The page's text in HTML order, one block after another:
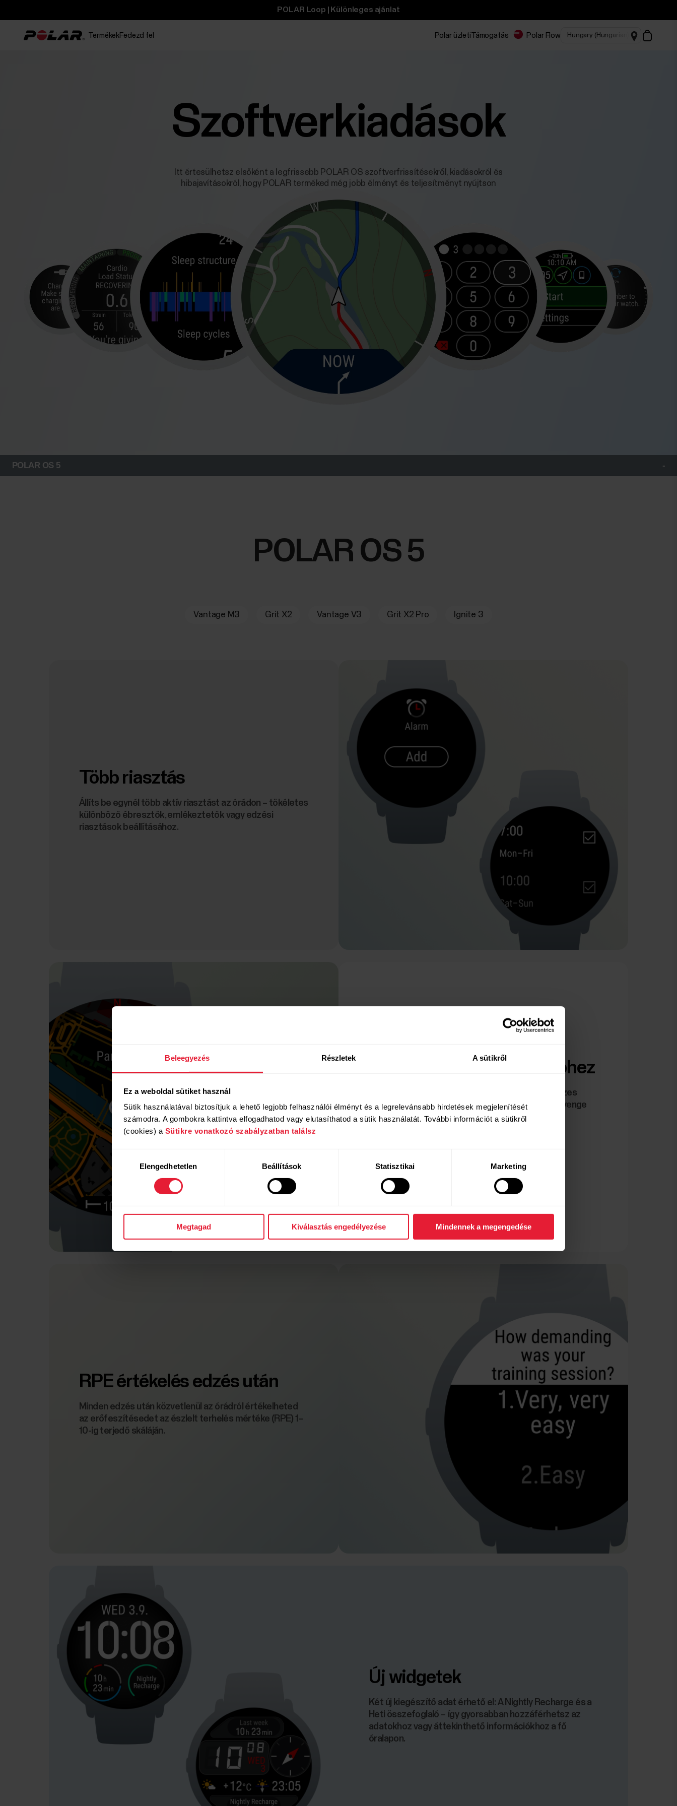
Beleegyezés Részletek A sütikről
Ez a weboldal sütiket használ
Sütik használatával biztosítjuk a lehető legjobb felhasználói élményt és a legrelevánsabb hirdetések megjelenítését
számodra. A gombokra kattintva elfogadhatod vagy elutasíthatod a sütik használatát. További információt a sütikről
(cookies) a Sütikre vonatkozó szabályzatban találsz
kiválasztásaElengedhetetlen Beállítások Statisztikai Marketing
Megtagad Kiválasztás engedélyezése Mindennek a megengedése
POLAR Loop | Különleges ajánlat
TermékekFedezd fel Polar üzletiTámogatás Polar Flow
Szoftverkiadások
Itt értesülhetsz elsőként a legfrissebb POLAR OS szoftverfrissítésekről, kiadásokról és
hibajavításokról, hogy POLAR terméked még jobb élményt és teljesítményt nyújtson
POLAR OS 5
POLAR OS 5
Vantage M3 Grit X2 Vantage V3 Grit X2 Pro Ignite 3
Több riasztás
Állíts be egynél több aktív riasztást az órádon – tökéletes
különböző ébresztők, emlékeztetők vagy edzési
riasztások beállításához.
Sötét mód minden térképhez
Mostantól választhatod az új sötét témát az összes
térképnézethez – ami éjszakai futásoknál vagy gyenge
fényviszonyok között kevésbé terheli a szemet.
RPE értékelés edzés után
Minden edzés után közvetlenül az órádról értékelheted
az erőfeszítésedet az észlelt terhelés mértéke (RPE) 1–
10-ig terjedő skáláján.
Új widgetek
Két új kiegészítő adat érhető el: A Nightly Recharge és a
Heti összefoglaló – így gyorsabban hozzáférhetsz az
adatokhoz vagy áttekinthető információkhoz a fő
óralapon.